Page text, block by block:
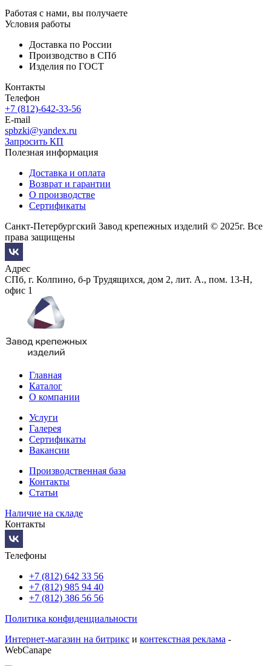
Работая с нами, вы получаете
Условия работы
Доставка по России
Производство в СПб
Изделия по ГОСТ
Контакты
Телефон
+7 (812)-642-33-56
E-mail
spbzki@yandex.ru
Запросить КП
Полезная информация
Доставка и оплата
Возврат и гарантии
О производстве
Сертификаты
Санкт-Петербургский Завод крепежных изделий © 2025г. Все
права защищены
Адрес
СПб, г. Колпино, б-р Трудящихся, дом 2, лит. А., пом. 13-Н,
офис 1
Главная
Каталог
О компании
Услуги
Галерея
Сертификаты
Вакансии
Производственная база
Контакты
Статьи
Наличие на складе
Контакты
Телефоны
+7 (812) 642 33 56
+7 (812) 985 94 40
+7 (812) 386 56 56
Политика конфиденциальности
Интернет-магазин на битрикс и контекстная реклама -
WebCanape